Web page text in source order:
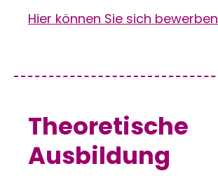
Hier können Sie sich bewerben
Theoretische
Ausbildung